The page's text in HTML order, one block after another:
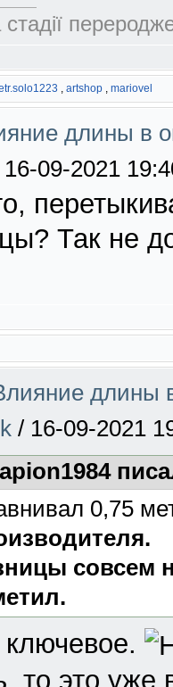
стадії
, artshop , mariovel
длины в
16-09-2021
Так не
длины
/ 16-09-2021
0,75
совсем
то это уже